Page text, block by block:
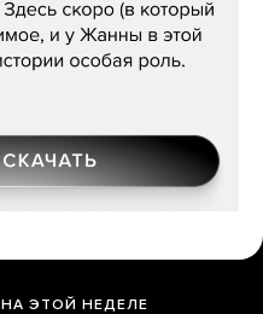
ЭТОЙ НЕДЕЛЕ